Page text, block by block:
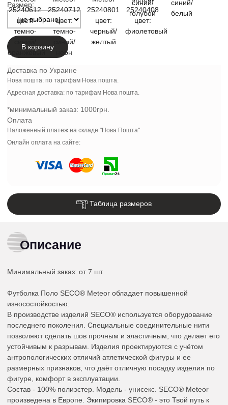
Размер:
В корзину
Доставка по Украине
Нова пошта: по тарифам Нова пошта.
Адресная доставка: по тарифам Нова пошта.
*минимальный заказ: 1000грн.
Оплата
Наложенный платеж на складе "Нова Пошта"
Онлайн оплата на сайте:
Таблица размеров
Описание
Минимальный заказ: от 7 шт.
Футболка Поло SECO® Meteor обладает повышенной
износостойкостью.
В производстве изделий SECO® используется оборудование
последнего поколения. Специальные соединительные нити
позволяют сделать шов прочным и эластичным, что делает его
устойчивым к разрывам. Изделия проектируются с учётом
антропологических отличий атлетической фигуры и ее
размерных признаков, что даёт отличную посадку изделия по
фигуре, комфорт в эксплуатации.
Состав - 100% полиэстер. Модель - унисекс. SECO® Meteor
произведена в Европе. Экипировка SECO® - это Твой путь к